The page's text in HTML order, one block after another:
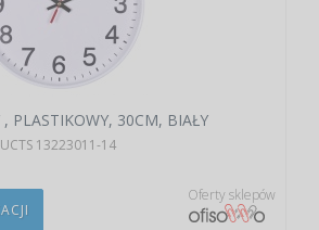
, PLASTIKOWY, 30CM, BIAŁY
13223011-14
Oferty sklepów
(rozwiń)
(rozwiń)